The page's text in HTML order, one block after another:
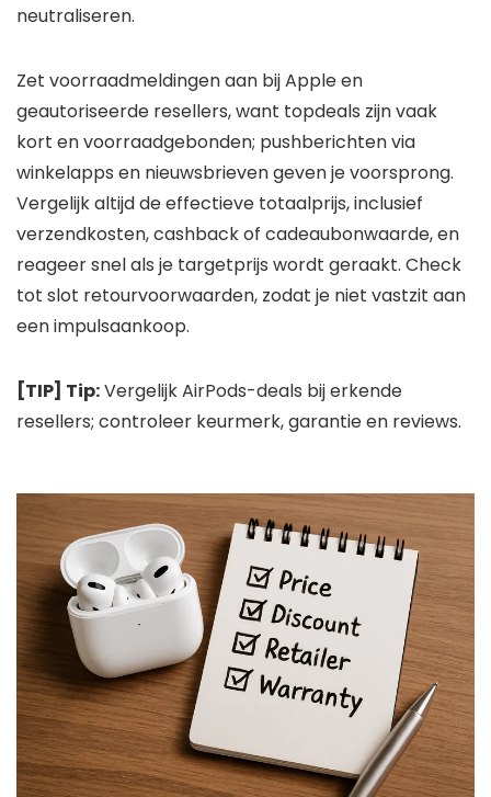
neutraliseren.
Zet voorraadmeldingen aan bij Apple en
geautoriseerde resellers, want topdeals zijn vaak
kort en voorraadgebonden; pushberichten via
winkelapps en nieuwsbrieven geven je voorsprong.
Vergelijk altijd de effectieve totaalprijs, inclusief
verzendkosten, cashback of cadeaubonwaarde, en
reageer snel als je targetprijs wordt geraakt. Check
tot slot retourvoorwaarden, zodat je niet vastzit aan
een impulsaankoop.
[TIP] Tip:Vergelijk AirPods-deals bij erkende
resellers; controleer keurmerk, garantie en reviews.